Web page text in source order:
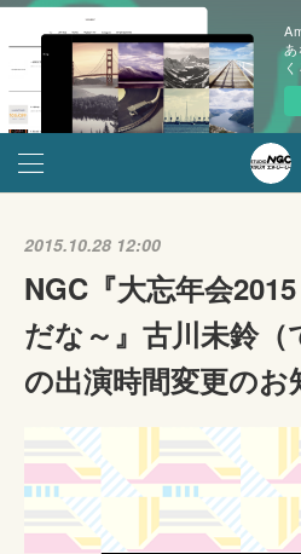
あ
2015.10.28 12:00
NGC『大忘年会
だな～』古川未鈴
の出演時間変更のお